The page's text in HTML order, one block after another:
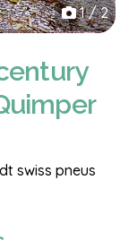
swiss pneus